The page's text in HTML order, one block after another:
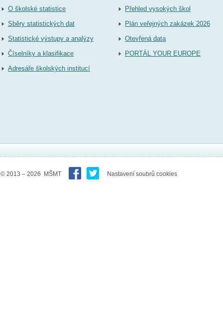
O školské statistice
Sběry statistických dat
Statistické výstupy a analýzy
Číselníky a klasifikace
Adresáře školských institucí
Přehled vysokých škol
Plán veřejných zakázek 2026
Otevřená data
PORTÁL YOUR EUROPE
© 2013 – 2026 MŠMT Nastavení soubrů cookies